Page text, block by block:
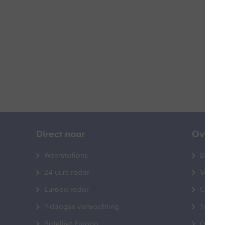
Direct naar
Weerstations
24 uurs radar
Europa radar
7-daagse verwachting
Over
Contact